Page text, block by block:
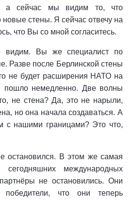
а сейчас мы видим то, что
новые стены. Я сейчас отвечу на
что Вы со мной согласитесь.
видим. Вы же специалист по
Разве после Берлинской стены
не будет расширения НАТО на
пошло немедленно. Две волны
не стена? Да, это не нарыли,
но она начала создаваться. А
с нашими границами? Это что,
остановился. В этом же самая
сегодняшних международных
не остановились. Они
что они теперь